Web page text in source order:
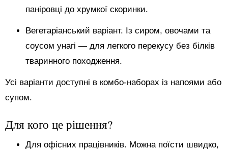
паніровці до хрумкої скоринки.
Вегетаріанський варіант. Із сиром, овочами та
соусом унагі — для легкого перекусу без білків
тваринного походження.
Усі варіанти доступні в комбо-наборах із напоями або
супом.
Для кого це рішення?
Для офісних працівників. Можна поїсти швидко,